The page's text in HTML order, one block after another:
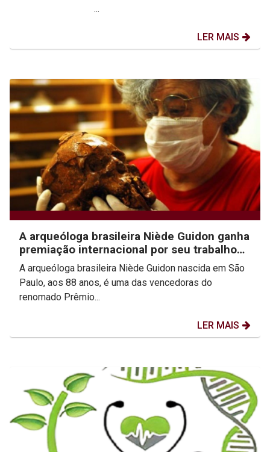
...
LER MAIS
A arqueóloga brasileira Niède Guidon ganha
premiação internacional por seu trabalho
desenvolvido...
A arqueóloga brasileira Niède Guidon nascida em São
Paulo, aos 88 anos, é uma das vencedoras do
renomado Prêmio...
LER MAIS